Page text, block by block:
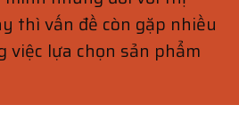
thì vấn đề còn gặp nhiều
việc lựa chọn sản phẩm